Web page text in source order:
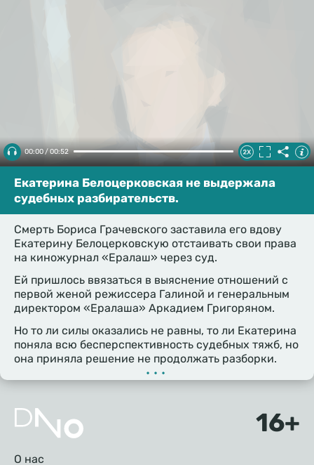
00:00 / 00:52
Екатерина Белоцерковская не выдержала
судебных разбирательств.
Смерть Бориса Грачевского заставила его вдову
Екатерину Белоцерковскую отстаивать свои права
на киножурнал «Ералаш» через суд.
Ей пришлось ввязаться в выяснение отношений с
первой женой режиссера Галиной и генеральным
директором «Ералаша» Аркадием Григоряном.
Но то ли силы оказались не равны, то ли Екатерина
поняла всю бесперспективность судебных тяжб, но
она приняла решение не продолжать разборки.
•••
Подвал
О нас